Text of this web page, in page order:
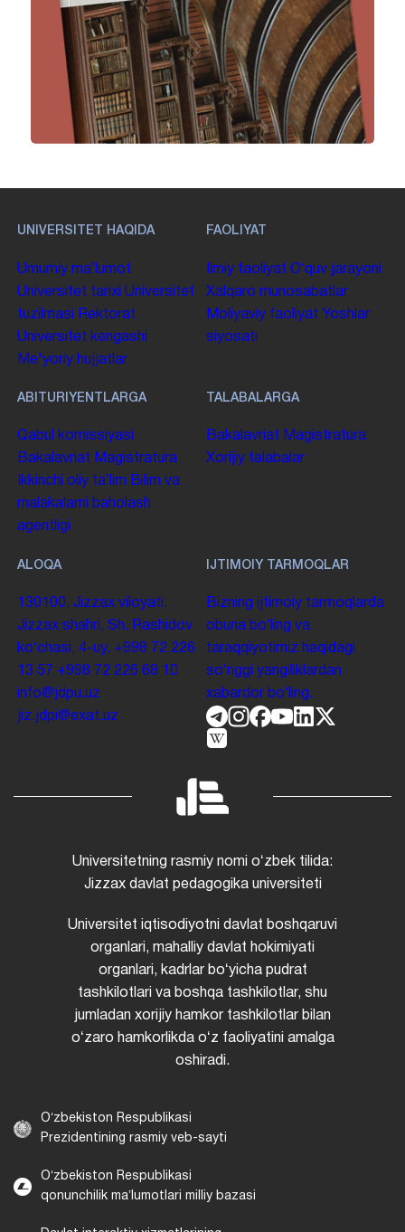
UNIVERSITET HAQIDA
Umumiy maʼlumot
Universitet tarixi Universitet
tuzilmasi Rektorat
Universitet kengashi
Me'yoriy hujjatlar
FAOLIYAT
Ilmiy faoliyat Oʻquv jarayoni
Xalqaro munosabatlar
Moliyaviy faoliyat Yoshlar
siyosati
ABITURIYENTLARGA
Qabul komissiyasi
Bakalavriat Magistratura
Ikkinchi oliy taʼlim Bilim va
malakalarni baholash
agentligi
TALABALARGA
Bakalavriat Magistratura
Xorijiy talabalar
ALOQA
130100. Jizzax viloyati,
Jizzax shahri, Sh. Rashidov
koʻchasi, 4-uy. +998 72 226
13 57 +998 72 226 68 10
info@jdpu.uz
jiz.jdpi@exat.uz
IJTIMOIY TARMOQLAR
Bizning ijtimoiy tarmoqlarda
obuna boʻling va
taraqqiyotimiz haqidagi
soʻnggi yangiliklardan
xabardor boʻling.
Universitetning rasmiy nomi oʻzbek tilida:
Jizzax davlat pedagogika universiteti
Universitet iqtisodiyotni davlat boshqaruvi
organlari, mahalliy davlat hokimiyati
organlari, kadrlar boʻyicha pudrat
tashkilotlari va boshqa tashkilotlar, shu
jumladan xorijiy hamkor tashkilotlar bilan
oʻzaro hamkorlikda oʻz faoliyatini amalga
oshiradi.
Oʻzbekiston Respublikasi
Prezidentining rasmiy veb-sayti
Oʻzbekiston Respublikasi
qonunchilik maʼlumotlari milliy bazasi